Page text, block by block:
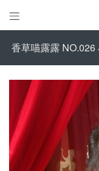

香草喵露露